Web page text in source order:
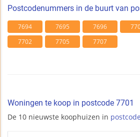
Postcodenummers in de buurt van
7694 7695 7696
7702
7705 7707
Woningen te koop in postcode 7701
De 10 nieuwste koophuizen in